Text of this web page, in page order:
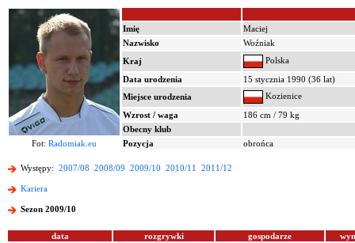
Imię
Maciej
Nazwisko
Woźniak
Kraj
Polska
Data urodzenia
15 stycznia 1990 (36 lat)
Miejsce urodzenia
Kozienice
Wzrost / waga
186 cm / 79 kg
Obecny klub
Fot: Radomiak.eu Pozycja obrońca
Występy: 2007/08 2008/09 2009/10 2010/11 2011/12
Kariera
Sezon 2009/10
data rozgrywki gospodarze